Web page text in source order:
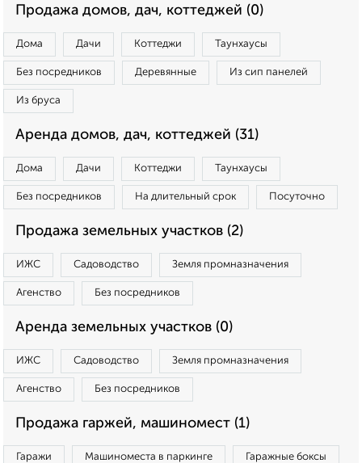
Продажа домов, дач, коттеджей (0)
Дома Дачи Коттеджи Таунхаусы
Без посредников Деревянные Из сип панелей
Из бруса
Аренда домов, дач, коттеджей (31)
Дома Дачи Коттеджи Таунхаусы
Без посредников На длительный срок Посуточно
Продажа земельных участков (2)
ИЖС Садоводство Земля промназначения
Агенство Без посредников
Аренда земельных участков (0)
ИЖС Садоводство Земля промназначения
Агенство Без посредников
Продажа гаржей, машиномест (1)
Гаражи Машиноместа в паркинге Гаражные боксы